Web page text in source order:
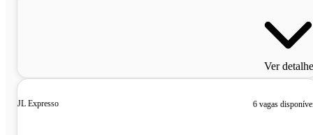
Ver
JL Expresso 6 vagas